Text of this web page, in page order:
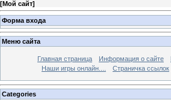
[Мой сайт]
Форма входа
Меню сайта
Главная страница Информация о сайте
Наши игры онлайн....
Страничка ссылок
Categories